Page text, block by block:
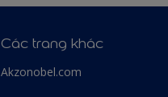
Các trang khác
Akzonobel.com